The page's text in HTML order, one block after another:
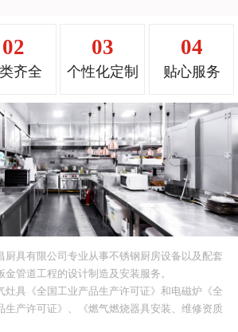
02
齐全
03
个性化定制
04
贴心服务
厨具有限公司专业从事不锈钢厨房设备以及配套
金管道工程的设计制造及安装服务。
灶具《全国工业产品生产许可证》和电磁炉《全
生产许可证》、《燃气燃烧器具安装、维修资质